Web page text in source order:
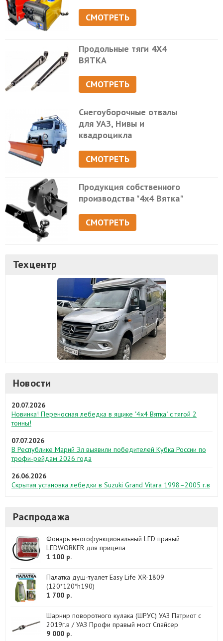
СМОТРЕТЬ
Продольные тяги 4Х4
ВЯТКА
СМОТРЕТЬ
Снегоуборочные отвалы
для УАЗ, Нивы и
квадроцикла
СМОТРЕТЬ
Продукция собственного
производства "4х4 Вятка"
СМОТРЕТЬ
Техцентр
Новости
20.07.2026
Новинка! Переносная лебедка в ящике "4х4 Вятка" с тягой 2
тонны!
07.07.2026
В Республике Марий Эл выявили победителей Кубка России по
трофи-рейдам 2026 года
26.06.2026
Скрытая установка лебедки в Suzuki Grand Vitara 1998–2005 г.в
Распродажа
Фонарь многофункциональный LED правый
LEDWORKER для прицепа
1 100 р.
Палатка душ-туалет Easy Life XR-1809
(120*120*h190)
1 700 р.
Шарнир поворотного кулака (ШРУС) УАЗ Патриот с
2019г.в / УАЗ Профи правый мост Спайсер
9 000 р.